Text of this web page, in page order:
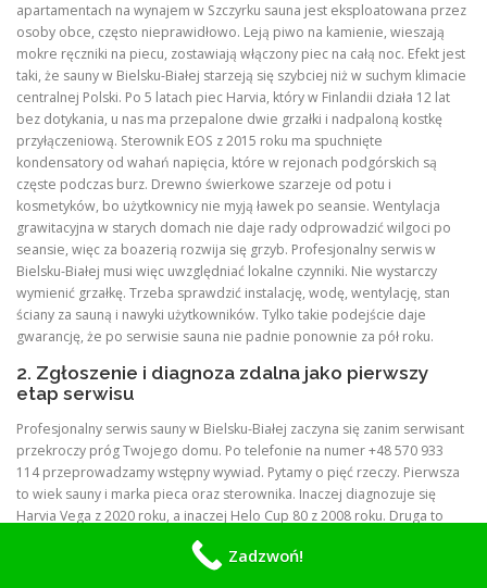
apartamentach na wynajem w Szczyrku sauna jest eksploatowana przez
osoby obce, często nieprawidłowo. Leją piwo na kamienie, wieszają
mokre ręczniki na piecu, zostawiają włączony piec na całą noc. Efekt jest
taki, że sauny w Bielsku-Białej starzeją się szybciej niż w suchym klimacie
centralnej Polski. Po 5 latach piec Harvia, który w Finlandii działa 12 lat
bez dotykania, u nas ma przepalone dwie grzałki i nadpaloną kostkę
przyłączeniową. Sterownik EOS z 2015 roku ma spuchnięte
kondensatory od wahań napięcia, które w rejonach podgórskich są
częste podczas burz. Drewno świerkowe szarzeje od potu i
kosmetyków, bo użytkownicy nie myją ławek po seansie. Wentylacja
grawitacyjna w starych domach nie daje rady odprowadzić wilgoci po
seansie, więc za boazerią rozwija się grzyb. Profesjonalny serwis w
Bielsku-Białej musi więc uwzględniać lokalne czynniki. Nie wystarczy
wymienić grzałkę. Trzeba sprawdzić instalację, wodę, wentylację, stan
ściany za sauną i nawyki użytkowników. Tylko takie podejście daje
gwarancję, że po serwisie sauna nie padnie ponownie za pół roku.
2. Zgłoszenie i diagnoza zdalna jako pierwszy
etap serwisu
Profesjonalny serwis sauny w Bielsku-Białej zaczyna się zanim serwisant
przekroczy próg Twojego domu. Po telefonie na numer +48 570 933
114 przeprowadzamy wstępny wywiad. Pytamy o pięć rzeczy. Pierwsza
to wiek sauny i marka pieca oraz sterownika. Inaczej diagnozuje się
Harvia Vega z 2020 roku, a inaczej Helo Cup 80 z 2008 roku. Druga to
objawy. Czy piec nie grzeje wcale, czy grzeje wolno, czy wywala
bezpiecznik, czy sterownik się resetuje, czy czuć spaleniznę, czy drzwi
Zadzwoń!